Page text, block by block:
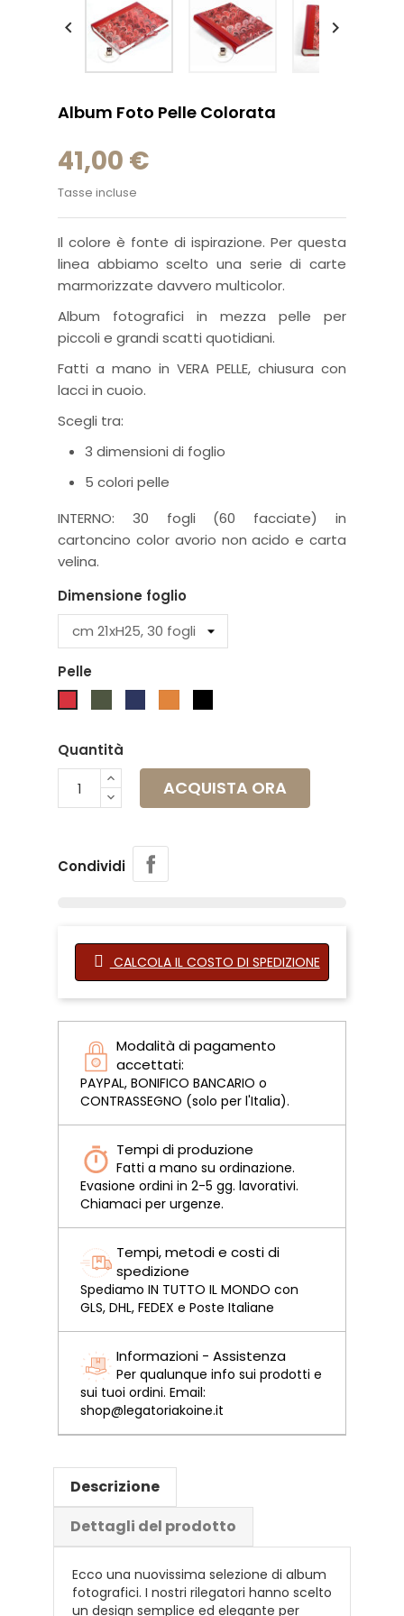
 
Album Foto Pelle Colorata
41,00 €
Tasse incluse
Il colore è fonte di ispirazione. Per questa
linea abbiamo scelto una serie di carte
marmorizzate davvero multicolor.
Album fotografici in mezza pelle per
piccoli e grandi scatti quotidiani.
Fatti a mano in VERA PELLE, chiusura con
lacci in cuoio.
Scegli tra:
3 dimensioni di foglio
5 colori pelle
INTERNO: 30 fogli (60 facciate) in
cartoncino color avorio non acido e carta
velina.
Dimensione foglio
Pelle
Quantità
ACQUISTA ORA
Condividi
CALCOLA IL COSTO DI SPEDIZIONE
Modalità di pagamento
accettati:
PAYPAL, BONIFICO BANCARIO o
CONTRASSEGNO (solo per l'Italia).
Tempi di produzione
Fatti a mano su ordinazione.
Evasione ordini in 2-5 gg. lavorativi.
Chiamaci per urgenze.
Tempi, metodi e costi di
spedizione
Spediamo IN TUTTO IL MONDO con
GLS, DHL, FEDEX e Poste Italiane
Informazioni - Assistenza
Per qualunque info sui prodotti e
sui tuoi ordini. Email:
shop@legatoriakoine.it
Descrizione
Dettagli del prodotto
Ecco una nuovissima selezione di album
fotografici. I nostri rilegatori hanno scelto
un design semplice ed elegante per